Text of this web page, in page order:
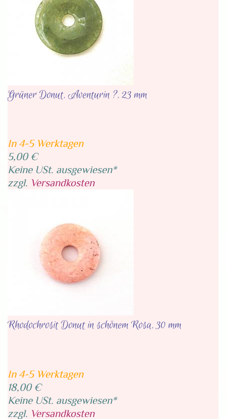
Grüner Donut, Aventurin ?, 23 mm
In 4-5 Werktagen
5,00 €
Keine USt. ausgewiesen*
zzgl. Versandkosten
Rhodochrosit Donut in schönem Rosa, 30 mm
In 4-5 Werktagen
18,00 €
Keine USt. ausgewiesen*
zzgl. Versandkosten